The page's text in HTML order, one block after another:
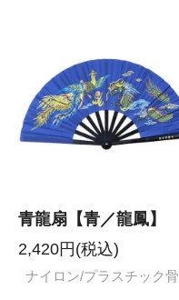
青龍扇【青／龍鳳】
2,420円(税込)
ナイロン/プラスチック骨